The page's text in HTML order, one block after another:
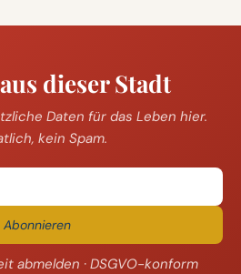
dieser Stadt
Daten für das Leben hier.
kein Spam.
Abonnieren
abmelden · DSGVO-konform